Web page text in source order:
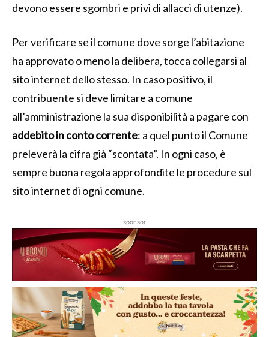
devono essere sgombri e privi di allacci di utenze).
Per verificare se il comune dove sorge l’abitazione
ha approvato o meno la delibera, tocca collegarsi al
sito internet dello stesso. In caso positivo, il
contribuente si deve limitare a comune
all’amministrazione la sua disponibilità a pagare con
addebito in conto corrente: a quel punto il Comune
preleverà la cifra già “scontata”. In ogni caso, è
sempre buona regola approfondite le procedure sul
sito internet di ogni comune.
sponsor